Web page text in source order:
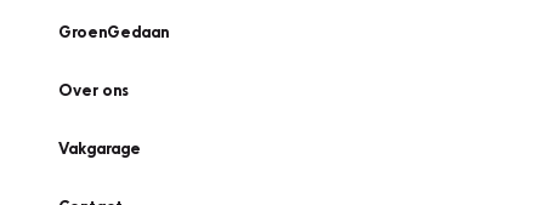
GroenGedaan
Over ons
Vakgarage